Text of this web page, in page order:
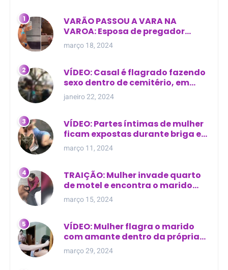
VARÃO PASSOU A VARA NA
VAROA: Esposa de pregador
evangélico descobre
relacionamento extra-conjugal
março 18, 2024
VÍDEO: Casal é flagrado fazendo
sexo dentro de cemitério, em
cima de túmulo no Maranhão
janeiro 22, 2024
VÍDEO: Partes íntimas de mulher
ficam expostas durante briga em
Manaus
março 11, 2024
TRAIÇÃO: Mulher invade quarto
de motel e encontra o marido
com outra na cama
março 15, 2024
VÍDEO: Mulher flagra o marido
com amante dentro da própria
residência
março 29, 2024